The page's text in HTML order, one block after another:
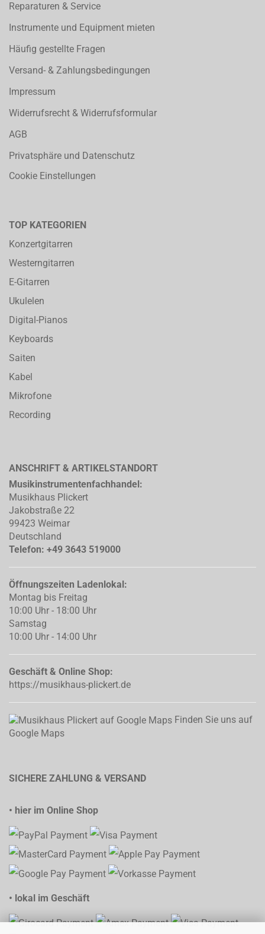
Reparaturen & Service
Instrumente und Equipment mieten
Häufig gestellte Fragen
Versand- & Zahlungsbedingungen
Impressum
Widerrufsrecht & Widerrufsformular
AGB
Privatsphäre und Datenschutz
Cookie Einstellungen
TOP KATEGORIEN
Konzertgitarren
Westerngitarren
E-Gitarren
Ukulelen
Digital-Pianos
Keyboards
Saiten
Kabel
Mikrofone
Recording
ANSCHRIFT & ARTIKELSTANDORT
Musikinstrumentenfachhandel:
Musikhaus Plickert
Jakobstraße 22
99423 Weimar
Deutschland
Telefon: +49 3643 519000
Öffnungszeiten Ladenlokal:
Montag bis Freitag
10:00 Uhr - 18:00 Uhr
Samstag
10:00 Uhr - 14:00 Uhr
Geschäft & Online Shop:
https://musikhaus-plickert.de
Finden Sie uns auf
Google Maps
SICHERE ZAHLUNG & VERSAND
• hier im Online Shop
• lokal im Geschäft